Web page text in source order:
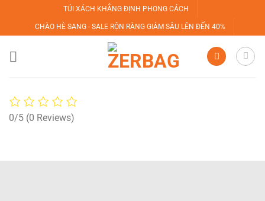
nội
dung
TÚI XÁCH KHẲNG ĐỊNH PHONG CÁCH
CHÀO HÈ SANG - SALE RỘN RÀNG GIẢM SÂU LÊN ĐẾN 40%
0/5 (0 Reviews)